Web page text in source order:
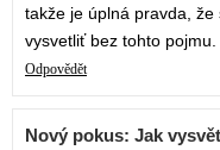
takže je úplná pravda,
vysvetliť bez tohto pojmu.
Odpovědět
Nový pokus: Jak